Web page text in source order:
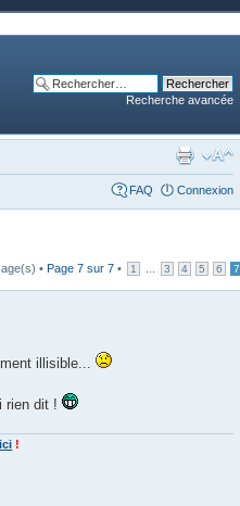
Recherche avancée
FAQ Connexion
• Page 7 sur 7 • 1 3 4 5 6 7
illisible...
rien dit !
ici !